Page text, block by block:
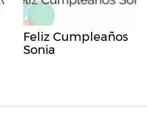
Feliz Cumpleaños
Sonia